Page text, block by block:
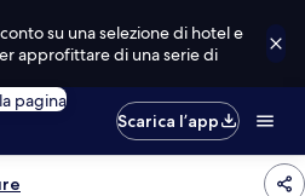
su una selezione di hotel e
approfittare di una serie di
pagina
Scarica l’app